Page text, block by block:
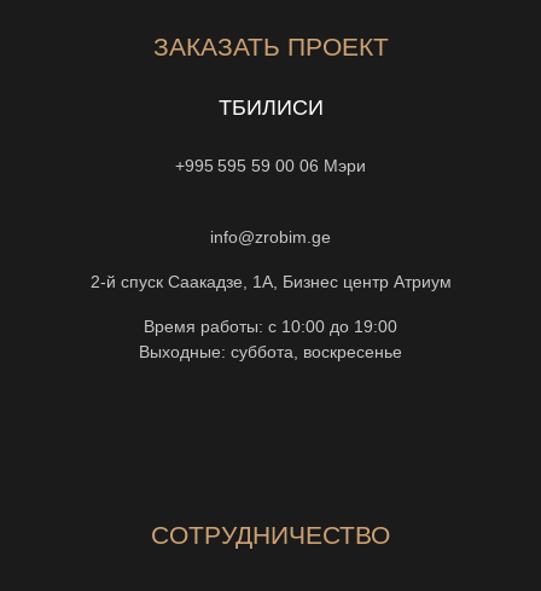
ЗАКАЗАТЬ ПРОЕКТ
ТБИЛИСИ
+995 595 59 00 06 Мэри
info@zrobim.ge
2-й спуск Саакадзе, 1А, Бизнес центр Атриум
Время работы: с 10:00 до 19:00
Выходные: суббота, воскресенье
СОТРУДНИЧЕСТВО